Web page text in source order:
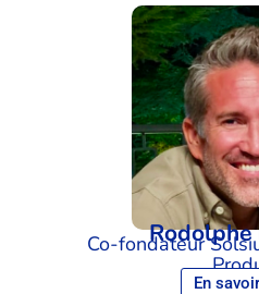
Rodolphe
Co-fondateur
En